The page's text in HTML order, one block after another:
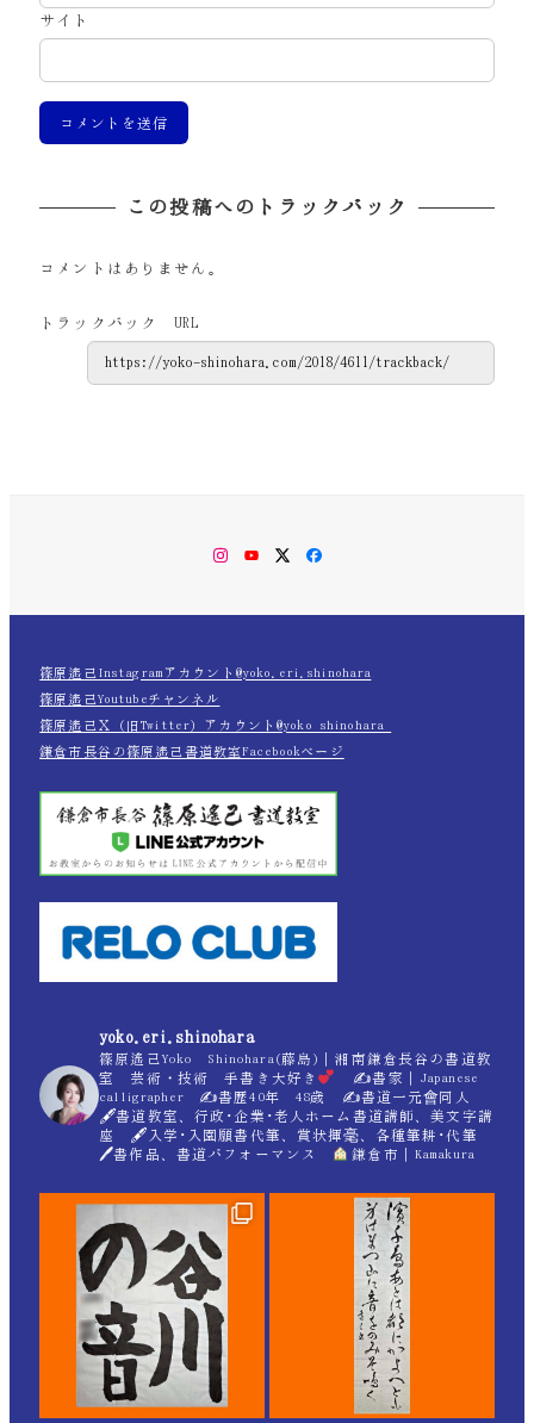
サイト
この投稿へのトラックバック
コメントはありません。
トラックバック URL
Instagram
YouTubeTwitterFacebook
篠原遙己Instagramアカウント@yoko.eri.shinohara
篠原遙己Youtubeチャンネル
篠原遙己Ｘ（旧Twitter）アカウント@yoko_shinohara_
鎌倉市長谷の篠原遙己書道教室Facebookページ
yoko.eri.shinohara
篠原遙己Yoko Shinohara(藤島)｜湘南鎌倉長谷の書道教
室 芸術・技術 手書き大好き
✍書家｜Japanese
calligrapher ✍書歴40年 48歳 ✍書道一元會同人
🖋書道教室、行政･企業･老人ホーム書道講師、美文字講
座 🖋入学･入園願書代筆、賞状揮毫、各種筆耕･代筆
🖊書作品、書道パフォーマンス
鎌倉市｜Kamakura